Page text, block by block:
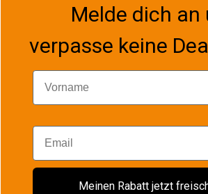
Melde dich an
verpasse keine
Vorname
Email
Meinen Rabatt jetzt